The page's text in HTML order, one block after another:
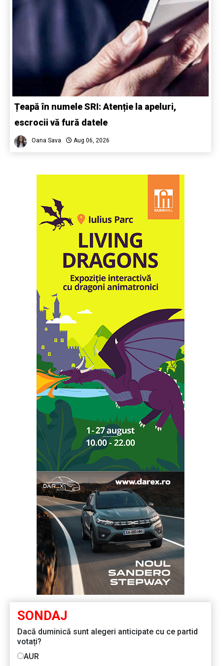
Țeapă în numele SRI: Atenție la apeluri,
escrocii vă fură datele
Oana Sava Aug 06, 2026
SONDAJ
Dacă duminică sunt alegeri anticipate cu ce partid
votați?
AUR